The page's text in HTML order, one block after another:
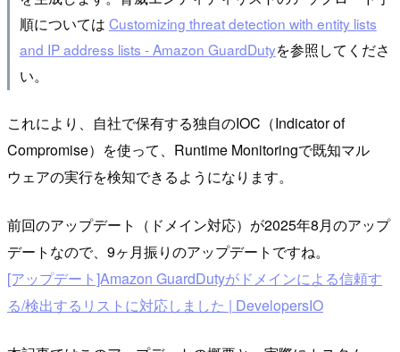
順については Customizing threat detection with entity lists
and IP address lists - Amazon GuardDutyを参照してくださ
い。
これにより、自社で保有する独自のIOC（Indicator of
Compromise）を使って、Runtime Monitoringで既知マル
ウェアの実行を検知できるようになります。
前回のアップデート（ドメイン対応）が2025年8月のアップ
デートなので、9ヶ月振りのアップデートですね。
[アップデート]Amazon GuardDutyがドメインによる信頼す
る/検出するリストに対応しました | DevelopersIO